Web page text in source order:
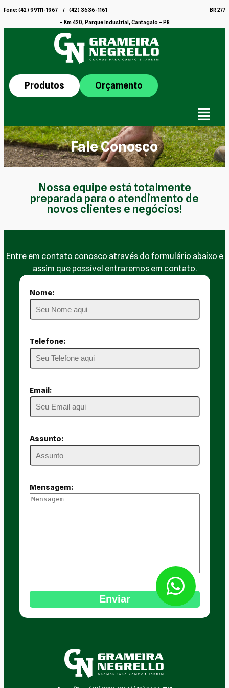
Fone: (42) 99111-1967 / (42) 3636-1161 BR 277
– Km 420, Parque Industrial, Cantagalo – PR
Produtos Orçamento
Fale Conosco
Nossa equipe está totalmente
preparada para o atendimento de
novos clientes e negócios!
Entre em contato conosco através do formulário abaixo e
assim que possível entraremos em contato.
Nome:
Telefone:
Email:
Assunto:
Mensagem: